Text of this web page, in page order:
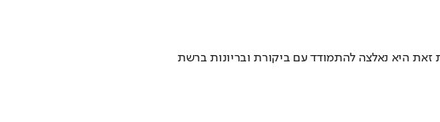
זאת היא נאלצה להתמודד עם ביקורת ובריונות ברשת